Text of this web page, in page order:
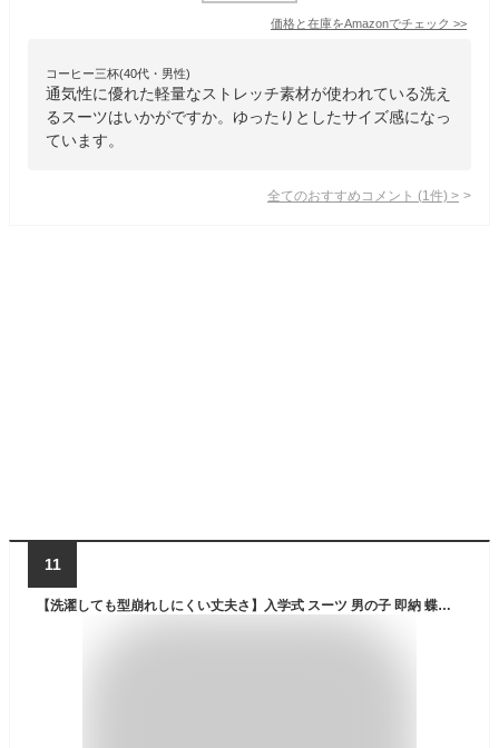
価格と在庫をAmazonでチェック >>
コーヒー三杯(40代・男性)
通気性に優れた軽量なストレッチ素材が使われている洗え
るスーツはいかがですか。ゆったりとしたサイズ感になっ
ています。
全てのおすすめコメント (1 件) >
11
【洗濯しても型崩れしにくい丈夫さ】入学式 スーツ 男の子 即納 蝶ネクタイ付き 男の子スーツ 子供スーツ 4点セット フォーマル 送料無料 超人気 発表会 キッズ ジュニア 七五三 ベビースーツ 入学式 誕生日 入園式 卒園式 卒業式 90 100 110 120 130 140 150 160 170cm